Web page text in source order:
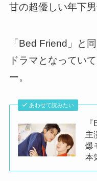
甘の超優しい年下男
「Bed Friend」と
ドラマとなってい
ー。
あわせて読みたい
主
爆
本